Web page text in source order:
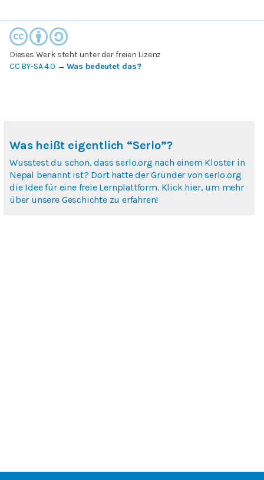
Dieses Werk steht unter der freien Lizenz
CC BY-SA 4.0 →Was bedeutet das?
Was heißt eigentlich “Serlo”?
Wusstest du schon, dass serlo.org nach einem Kloster in
Nepal benannt ist? Dort hatte der Gründer von serlo.org
die Idee für eine freie Lernplattform. Klick hier, um mehr
über unsere Geschichte zu erfahren!